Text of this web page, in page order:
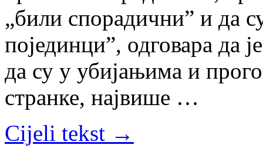
„били спорадични” и да
појединци”, одговара да
да су у убијањима и
странке, највише …
Cijeli tekst →